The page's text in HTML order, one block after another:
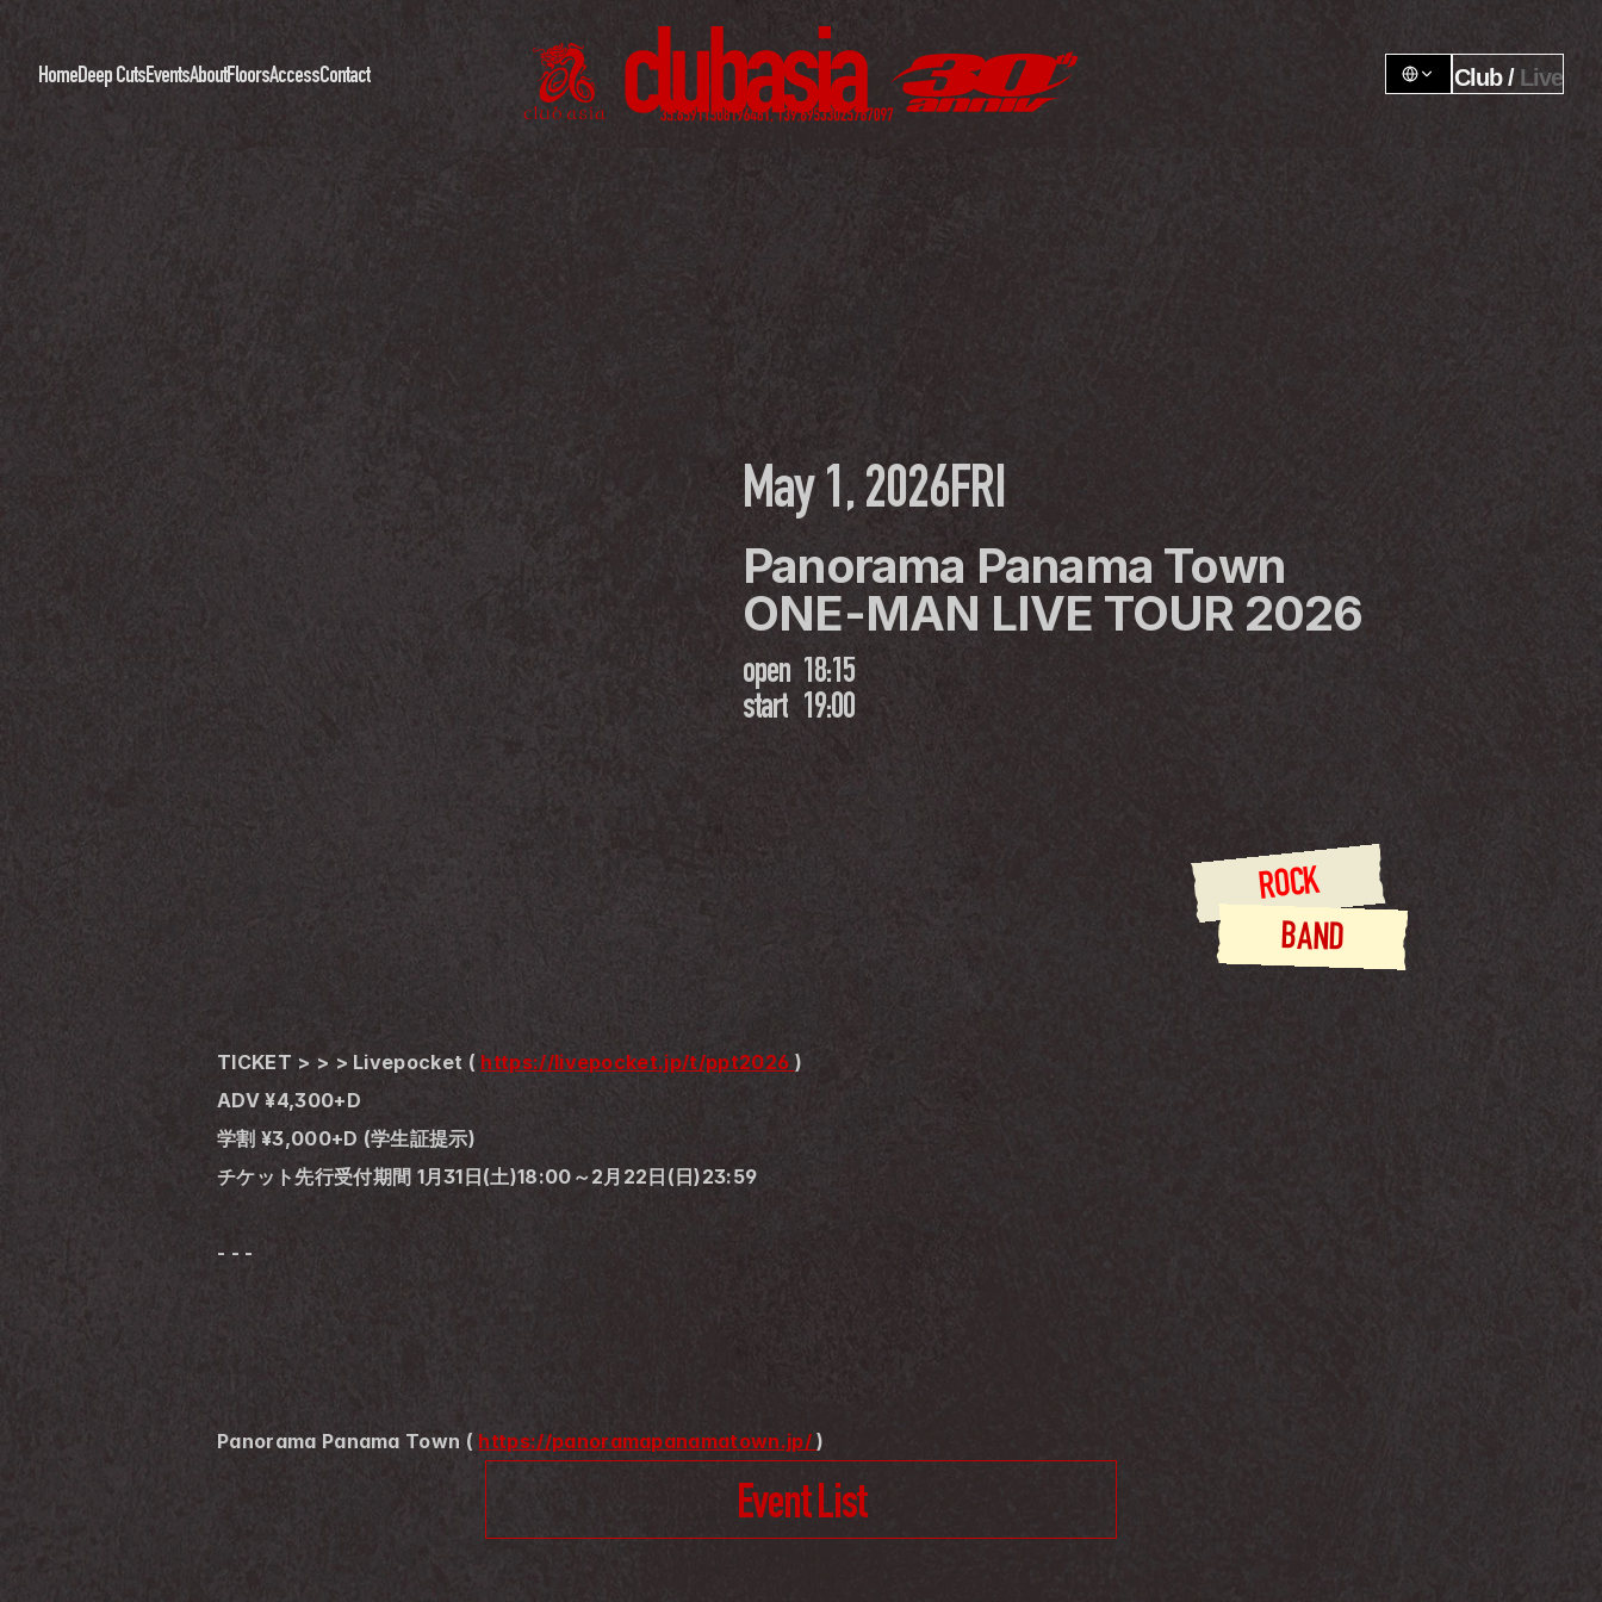
HomeDeep CutsEventsAboutFloorsAccessContact Club / Live
May 1, 2026FRI
Panorama Panama Town
ONE-MAN LIVE TOUR 2026
open 18:15
start 19:00
ROCK
BAND
TICKET > > > Livepocket ( https://livepocket.jp/t/ppt2026 )
ADV ¥4,300+D
学割 ¥3,000+D (学生証提示)
チケット先行受付期間 1月31日(土)18:00～2月22日(日)23:59
- - -
Panorama Panama Town ( https://panoramapanamatown.jp/ )
Event List